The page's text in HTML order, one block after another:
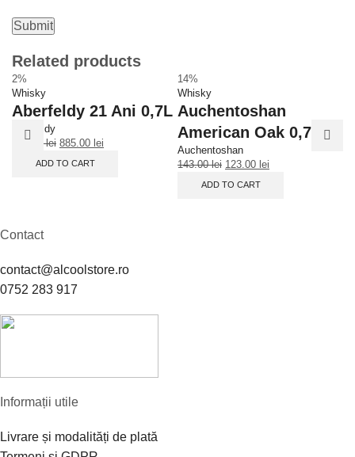
Related products
2%
Whisky
Aberfeldy 21 Ani 0,7L
Aberfeldy
905.00lei 885.00 lei
ADD TO CART
14%
Whisky
Auchentoshan
American Oak 0,7L
Auchentoshan
143.00lei 123.00 lei
ADD TO CART
Contact
contact@alcoolstore.ro
0752 283 917
Informații utile
Livrare și modalități de plată